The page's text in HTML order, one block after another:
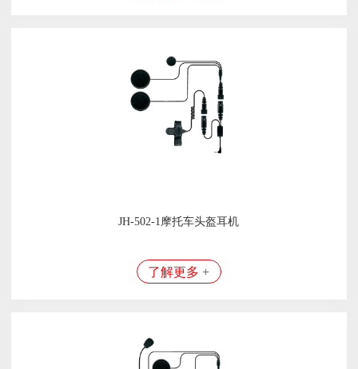
JH-502-1摩托车头盔耳机
了解更多 +